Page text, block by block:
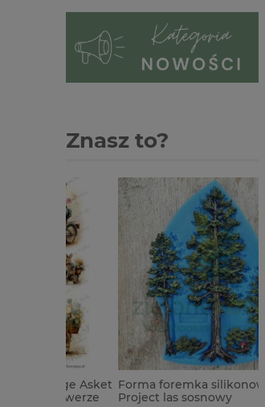
Znasz to?
Forma foremka silikonowa Mila
Project las sosnowy